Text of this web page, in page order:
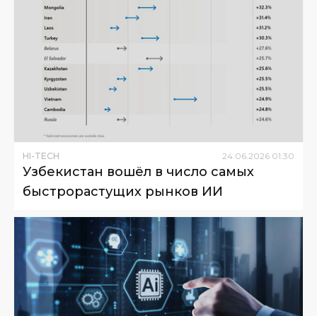
HI-TECH 24 06 2026 01:30
Узбекистан вошёл в число самых
быстрорастущих рынков ИИ